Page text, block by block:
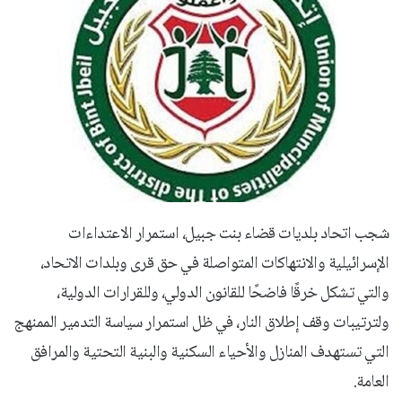
شجب اتحاد بلديات قضاء بنت جبيل، استمرار الاعتداءات
الإسرائيلية والانتهاكات المتواصلة في حق قرى وبلدات الاتحاد،
والتي تشكل خرقًا فاضحًا للقانون الدولي، وللقرارات الدولية،
ولترتيبات وقف إطلاق النار، في ظل استمرار سياسة التدمير الممنهج
التي تستهدف المنازل والأحياء السكنية والبنية التحتية والمرافق
العامة.